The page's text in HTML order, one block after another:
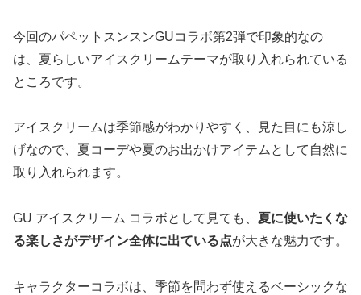
今回のパペットスンスンGUコラボ第2弾で印象的なの
は、夏らしいアイスクリームテーマが取り入れられている
ところです。
アイスクリームは季節感がわかりやすく、見た目にも涼し
げなので、夏コーデや夏のお出かけアイテムとして自然に
取り入れられます。
GU アイスクリーム コラボとして見ても、 夏に使いたくな
る楽しさがデザイン全体に出ている点が大きな魅力です。
キャラクターコラボは、季節を問わず使えるベーシックな